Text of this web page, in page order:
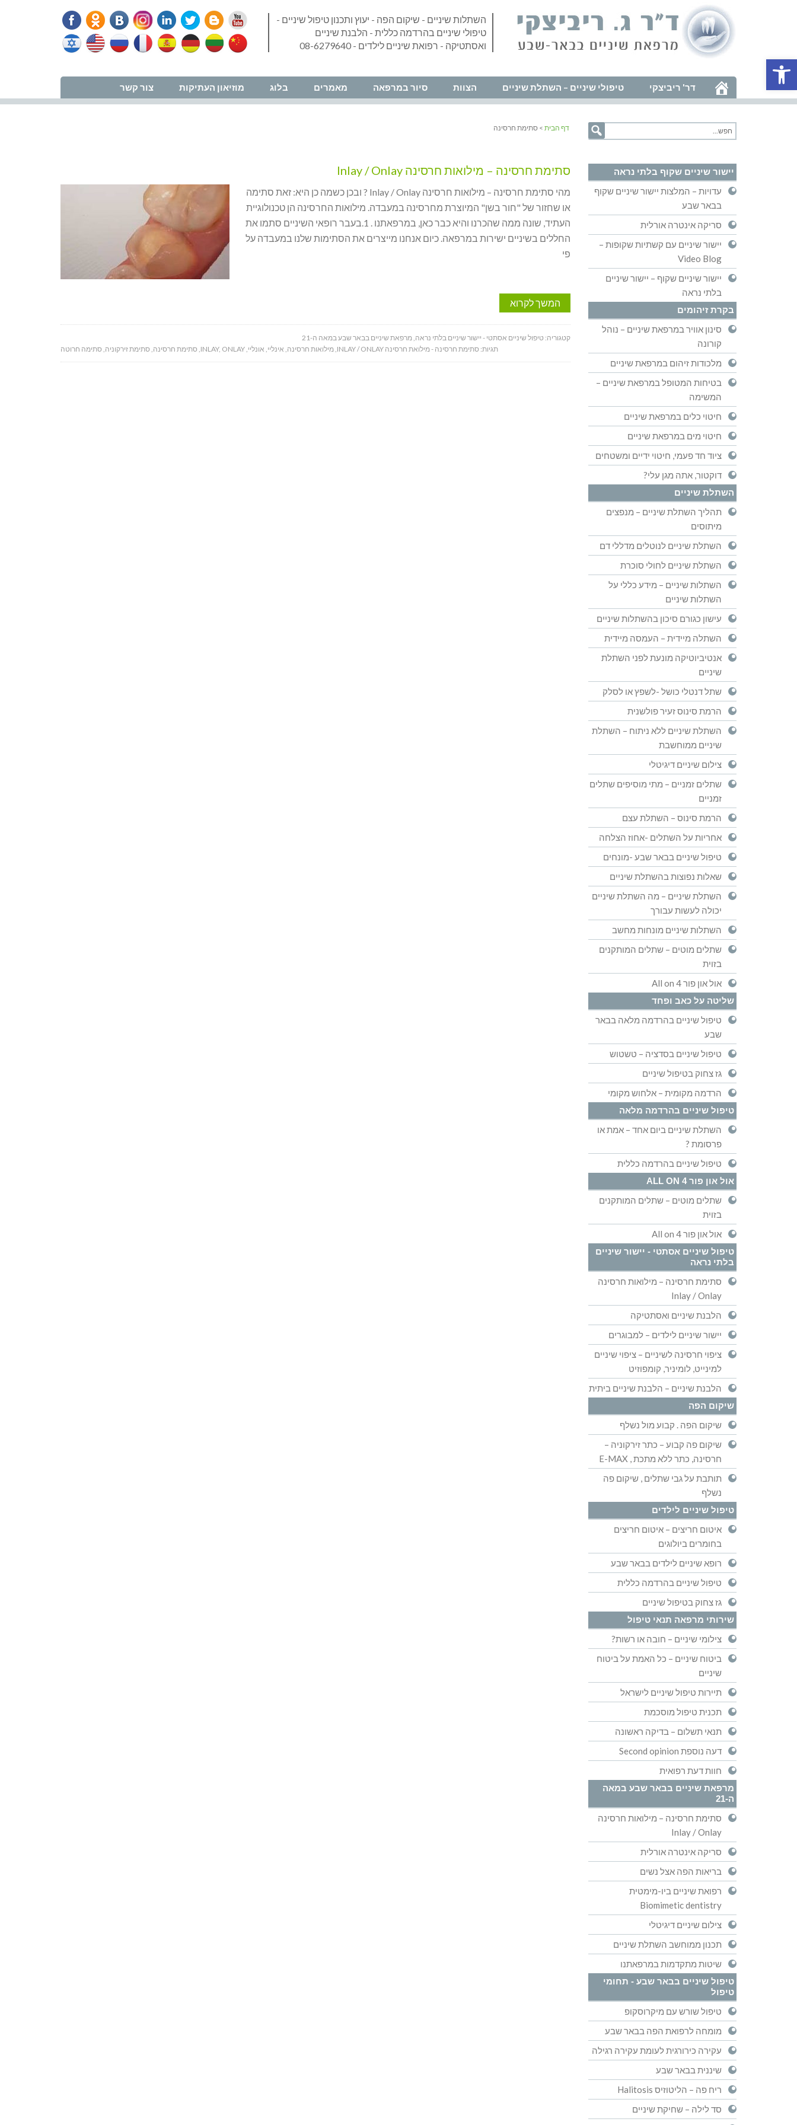
פתח סרגל נגישות
השתלות שיניים - שיקום הפה - יעוץ ותכנון טיפול שיניים -
טיפולי שיניים בהרדמה כללית - הלבנת שיניים
ואסתטיקה - רפואת שיניים לילדים - 08-6279640
דר' ריביצקי טיפולי שיניים – השתלת שיניים הצוות סיור במרפאה מאמרים בלוג מוזיאון העתיקות צור קשר
דף הבית > סתימת חרסינה
סתימת חרסינה – מילואות חרסינה Inlay / Onlay
מהי סתימת חרסינה – מילואות חרסינה Inlay / Onlay ? ובכן כשמה כן היא: זאת סתימה
או שחזור של "חור בשן" המיוצרת מחרסינה במעבדה. מילואות החרסינה הן טכנולוגיית
העתיד, שונה ממה שהכרנו והיא כבר כאן, במרפאתנו . 1.בעבר רופאי השיניים סתמו את
החללים בשיניים ישירות במרפאה. כיום אנחנו מייצרים את הסתימות שלנו במעבדה על
פי
המשך לקרוא
קטגוריה: טיפול שיניים אסתטי - יישור שיניים בלתי נראה,מרפאת שיניים בבאר שבע במאה ה-21
תגיות: סתימת חרסינה - מילואת חרסינה INLAY / ONLAY ,מילואות חרסינה, אינליי, אונליי,
INLAY, ONLAY
, סתימת חרסינה, סתימת זירקוניה, סתימה חרוטה
יישור שיניים שקוף בלתי נראה
עדויות – המלצות יישור שיניים שקוף
בבאר שבע
סריקה אינטרה אורלית
יישור שיניים עם קשתיות שקופות –
Video Blog
יישור שיניים שקוף – יישור שיניים
בלתי נראה
בקרת זיהומים
סינון אוויר במרפאת שיניים – נוהל
קורונה
מלכודות זיהום במרפאת שיניים
בטיחות המטופל במרפאת שיניים –
המשימה
חיטוי כלים במרפאת שיניים
חיטוי מים במרפאת שיניים
ציוד חד פעמי, חיטוי ידיים ומשטחים
דוקטור, אתה מגן עלי?
השתלת שיניים
תהליך השתלת שיניים – מנפצים
מיתוסים
השתלת שיניים לנוטלים מדללי דם
השתלת שיניים לחולי סוכרת
השתלות שיניים – מידע כללי על
השתלות שיניים
עישון כגורם סיכון בהשתלות שיניים
השתלה מיידית – העמסה מיידית
אנטיביוטיקה מונעת לפני השתלת
שיניים
שתל דנטלי כושל -לשפץ או לסלק
הרמת סינוס זעיר פולשנית
השתלת שיניים ללא ניתוח – השתלת
שיניים ממוחשבת
צילום שיניים דיגיטלי
שתלים זמניים – מתי מוסיפים שתלים
זמניים
הרמת סינוס – השתלת עצם
אחריות על השתלים -אחוז הצלחה
טיפול שיניים בבאר שבע -מונחים
שאלות נפוצות בהשתלת שיניים
השתלת שיניים – מה השתלת שיניים
יכולה לעשות עבורך
השתלות שיניים מונחות מחשב
שתלים מוטים – שתלים המותקנים
בזוית
אול און פור All on 4
שליטה על כאב ופחד
טיפול שיניים בהרדמה מלאה בבאר
שבע
טיפול שיניים בסדציה – טשטוש
גז צחוק בטיפול שיניים
הרדמה מקומית – אלחוש מקומי
טיפול שיניים בהרדמה מלאה
השתלת שיניים ביום אחד – אמת או
פרסומת ?
טיפול שיניים בהרדמה כללית
אול און פור ALL ON 4
שתלים מוטים – שתלים המותקנים
בזוית
אול און פור All on 4
טיפול שיניים אסתטי - יישור שיניים
בלתי נראה
סתימת חרסינה – מילואות חרסינה
Inlay / Onlay
הלבנת שיניים ואסתטיקה
יישור שיניים לילדים – למבוגרים
ציפוי חרסינה לשיניים – ציפוי שיניים
למינייט, לומיניר, קומפוזיט
הלבנת שיניים – הלבנת שיניים ביתית
שיקום הפה
שיקום הפה . קבוע מול נשלף
שיקום פה קבוע – כתר זירקוניה –
חרסינה, כתר ללא מתכת , E-MAX
תותבת על גבי שתלים , שיקום פה
נשלף
טיפול שיניים לילדים
איטום חריצים – איטום חריצים
בחומרים ביולוגים
רופא שיניים לילדים בבאר שבע
טיפול שיניים בהרדמה כללית
גז צחוק בטיפול שיניים
שירותי מרפאה תנאי טיפול
צילומי שיניים – חובה או רשות?
ביטוח שיניים – כל האמת על ביטוח
שיניים
תיירות טיפול שיניים לישראל
תכנית טיפול מוסכמת
תנאי תשלום – בדיקה ראשונה
דעה נוספת Second opinion
חוות דעת רפואית
מרפאת שיניים בבאר שבע במאה
ה-21
סתימת חרסינה – מילואות חרסינה
Inlay / Onlay
סריקה אינטרה אורלית
בריאות הפה אצל נשים
רפואת שיניים ביו-מימטית
Biomimetic dentistry
צילום שיניים דיגיטלי
תכנון ממוחשב השתלת שיניים
שיטות מתקדמות במרפאתנו
טיפול שיניים בבאר שבע - תחומי
טיפול
טיפול שורש עם מיקרוסקופ
מומחה לרפואת הפה בבאר שבע
עקירה כירורגית לעומת עקירה רגילה
שיננית בבאר שבע
ריח פה – הליטוזיס Halitosis
סד לילה – שחיקת שיניים